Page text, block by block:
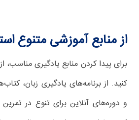
از منابع آموزشی متنوع
برای پیدا کردن منابع یادگیری مناسب،
کنید. از برنامه‌های یادگیری زبان،
و دوره‌های آنلاین برای تنوع در تمرین